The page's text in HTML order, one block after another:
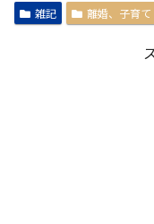
雑記 離婚、子育て